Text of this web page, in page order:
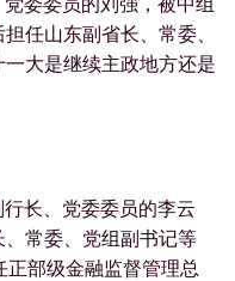
任山东副省长、常委、
大是继续主政地方还是
长、党委委员的李云
常委、党组副书记等
部级金融监督管理总